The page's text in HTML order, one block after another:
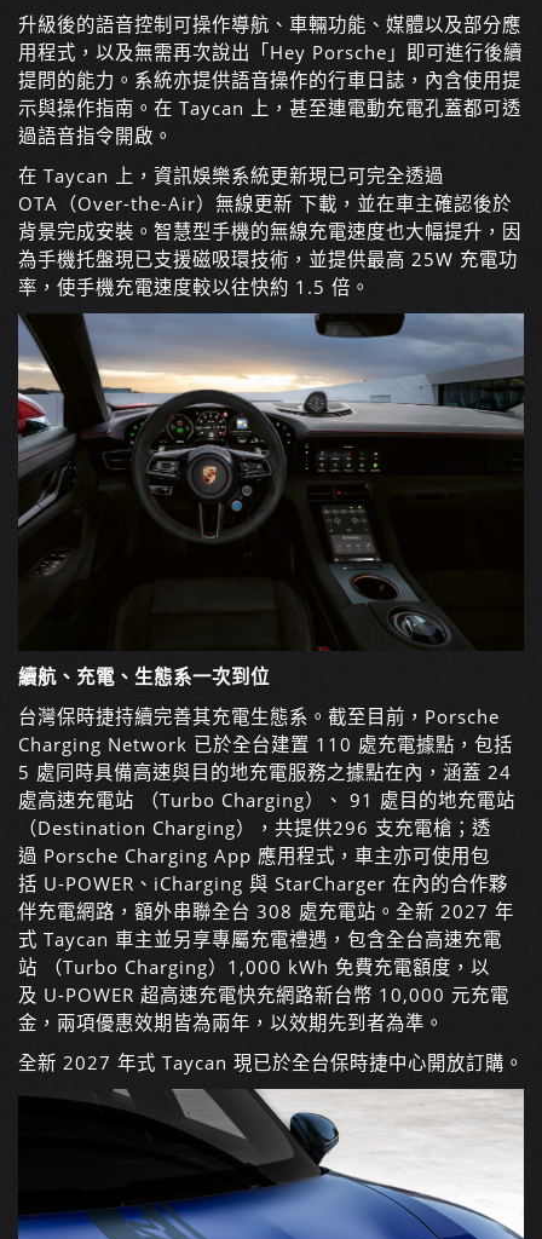
升級後的語音控制可操作導航、車輛功能、媒體以及部分應
用程式，以及無需再次說出「Hey Porsche」即可進行後續
提問的能力。系統亦提供語音操作的行車日誌，內含使用提
示與操作指南。在 Taycan 上，甚至連電動充電孔蓋都可透
過語音指令開啟。
在 Taycan 上，資訊娛樂系統更新現已可完全透過
OTA（Over-the-Air）無線更新 下載，並在車主確認後於
背景完成安裝。智慧型手機的無線充電速度也大幅提升，因
為手機托盤現已支援磁吸環技術，並提供最高 25W 充電功
率，使手機充電速度較以往快約 1.5 倍。
續航、充電、生態系一次到位
台灣保時捷持續完善其充電生態系。截至目前，Porsche
Charging Network 已於全台建置 110 處充電據點，包括
5 處同時具備高速與目的地充電服務之據點在內，涵蓋 24
處高速充電站 （Turbo Charging）、 91 處目的地充電站
（Destination Charging），共提供296 支充電槍；透
過 Porsche Charging App 應用程式，車主亦可使用包
括 U-POWER、iCharging 與 StarCharger 在內的合作夥
伴充電網路，額外串聯全台 308 處充電站。全新 2027 年
式 Taycan 車主並另享專屬充電禮遇，包含全台高速充電
站 （Turbo Charging）1,000 kWh 免費充電額度，以
及 U-POWER 超高速充電快充網路新台幣 10,000 元充電
金，兩項優惠效期皆為兩年，以效期先到者為準。
全新 2027 年式 Taycan 現已於全台保時捷中心開放訂購。